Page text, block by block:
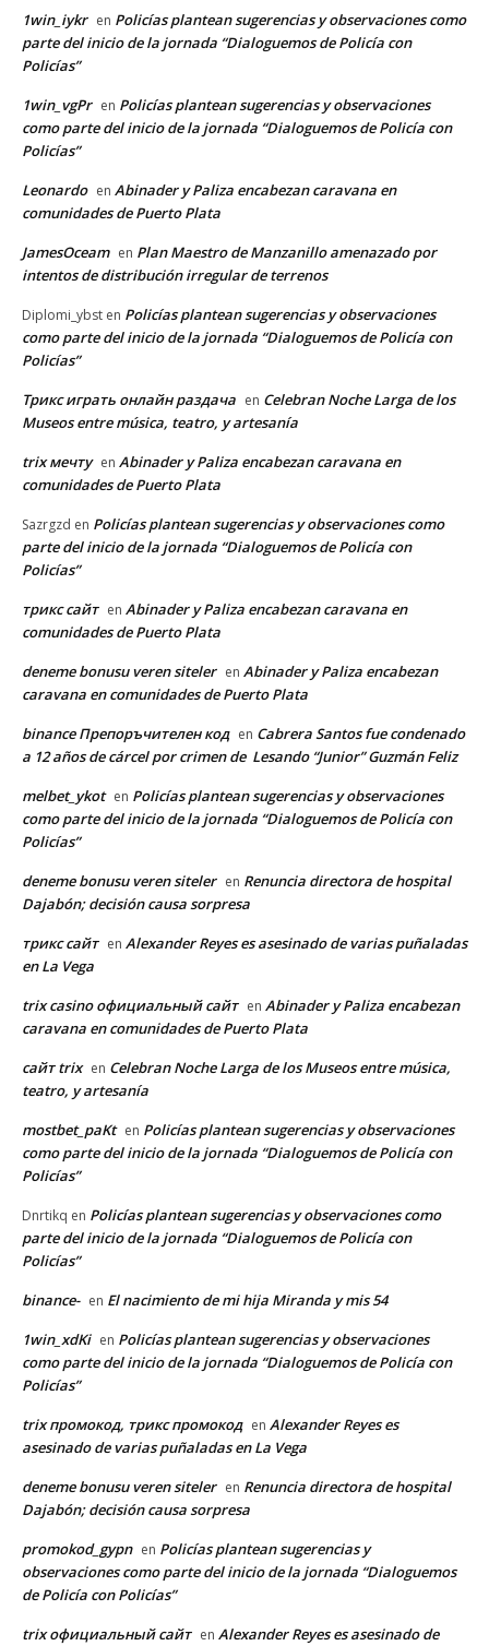
1win_iykr en Policías plantean sugerencias y observaciones como
parte del inicio de la jornada “Dialoguemos de Policía con
Policías”
1win_vgPr en Policías plantean sugerencias y observaciones
como parte del inicio de la jornada “Dialoguemos de Policía con
Policías”
Leonardo en Abinader y Paliza encabezan caravana en
comunidades de Puerto Plata
JamesOceam en Plan Maestro de Manzanillo amenazado por
intentos de distribución irregular de terrenos
Diplomi_ybst en Policías plantean sugerencias y observaciones
como parte del inicio de la jornada “Dialoguemos de Policía con
Policías”
Трикс играть онлайн раздача en Celebran Noche Larga de los
Museos entre música, teatro, y artesanía
trix мечту en Abinader y Paliza encabezan caravana en
comunidades de Puerto Plata
Sazrgzd en Policías plantean sugerencias y observaciones como
parte del inicio de la jornada “Dialoguemos de Policía con
Policías”
трикс сайт en Abinader y Paliza encabezan caravana en
comunidades de Puerto Plata
deneme bonusu veren siteler en Abinader y Paliza encabezan
caravana en comunidades de Puerto Plata
binance Препоръчителен код en Cabrera Santos fue condenado
a 12 años de cárcel por crimen de Lesando “Junior” Guzmán Feliz
melbet_ykot en Policías plantean sugerencias y observaciones
como parte del inicio de la jornada “Dialoguemos de Policía con
Policías”
deneme bonusu veren siteler en Renuncia directora de hospital
Dajabón; decisión causa sorpresa
трикс сайт en Alexander Reyes es asesinado de varias puñaladas
en La Vega
trix casino официальный сайт en Abinader y Paliza encabezan
caravana en comunidades de Puerto Plata
сайт trix en Celebran Noche Larga de los Museos entre música,
teatro, y artesanía
mostbet_paKt en Policías plantean sugerencias y observaciones
como parte del inicio de la jornada “Dialoguemos de Policía con
Policías”
Dnrtikq en Policías plantean sugerencias y observaciones como
parte del inicio de la jornada “Dialoguemos de Policía con
Policías”
binance- en El nacimiento de mi hija Miranda y mis 54
1win_xdKi en Policías plantean sugerencias y observaciones
como parte del inicio de la jornada “Dialoguemos de Policía con
Policías”
trix промокод, трикс промокод en Alexander Reyes es
asesinado de varias puñaladas en La Vega
deneme bonusu veren siteler en Renuncia directora de hospital
Dajabón; decisión causa sorpresa
promokod_gypn en Policías plantean sugerencias y
observaciones como parte del inicio de la jornada “Dialoguemos
de Policía con Policías”
trix официальный сайт en Alexander Reyes es asesinado de